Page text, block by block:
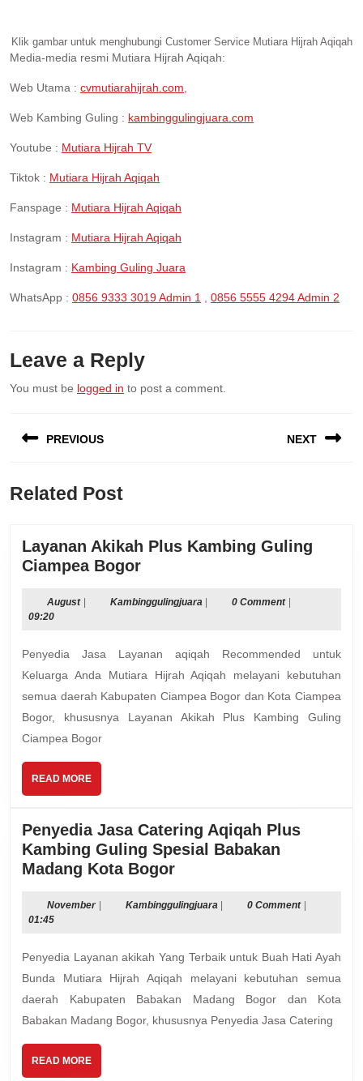
Klik gambar untuk menghubungi Customer Service Mutiara Hijrah Aqiqah
Media-media resmi Mutiara Hijrah Aqiqah:
Web Utama : cvmutiarahijrah.com
Web Kambing Guling : kambinggulingjuara.com
Youtube : Mutiara Hijrah TV
Tiktok : Mutiara Hijrah Aqiqah
Fanspage : Mutiara Hijrah Aqiqah
Instagram : Mutiara Hijrah Aqiqah
Instagram : Kambing Guling Juara
WhatsApp : 0856 9333 3019 Admin 1 0856 5555 4294 Admin 2
Leave a Reply
You must be logged in to post a comment.
navigation
PREVIOUS
post:
NEXT
Related Post
Layanan Akikah Plus Kambing Guling
Ciampea BogorLayanan
Plus
Ciampea
Bogor
AugustAugust
| KambinggulingjuaraKambinggulingjuara
| 0 Comment |
09:20
Penyedia Jasa Layanan aqiqah Recommended untuk
Keluarga Anda Mutiara Hijrah Aqiqah melayani kebutuhan
semua daerah Kabupaten Ciampea Bogor dan Kota Ciampea
Bogor, khususnya Layanan Akikah Plus Kambing Guling
Ciampea Bogor
READ MOREREAD
MORE
Penyedia Jasa Catering Aqiqah Plus
Kambing Guling Spesial Babakan
Madang Kota BogorPenyedia
Catering
Kambing
Guling
Spesial
Babakan
NovemberNovember
| KambinggulingjuaraKambinggulingjuara
| 0 Comment |
01:45
Penyedia Layanan akikah Yang Terbaik untuk Buah Hati Ayah
Bunda Mutiara Hijrah Aqiqah melayani kebutuhan semua
daerah Kabupaten Babakan Madang Bogor dan Kota
Babakan Madang Bogor, khususnya Penyedia Jasa Catering
READ MOREREAD
MORE